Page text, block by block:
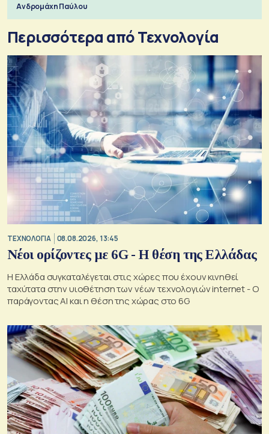
Ανδρομάχη Παύλου
Περισσότερα από Τεχνολογία
ΤΕΧΝΟΛΟΓΙΑ 08.08.2026, 13:45
Νέοι ορίζοντες με 6G - Η θέση της Ελλάδας
Η Ελλάδα συγκαταλέγεται στις χώρες που έχουν κινηθεί
ταχύτατα στην υιοθέτηση των νέων τεχνολογιών internet - Ο
παράγοντας AI και η θέση της χώρας στο 6G